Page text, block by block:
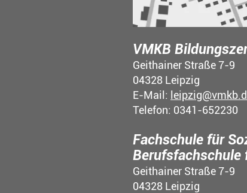
VMKB
Geithainer Straße 7-9
04328 Leipzig
E-Mail:
Telefon: 0341-652230
Fachschule für
Berufsfachschule
Geithainer Straße 7-9
04328 Leipzig